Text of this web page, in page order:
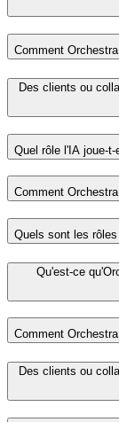
Comment
Des clients ou
Quel rôle l'IA joue-
Comment
Quels sont les
Qu'est-ce
Comment
Des clients ou